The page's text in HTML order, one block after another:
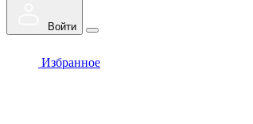
Войти
Избранное